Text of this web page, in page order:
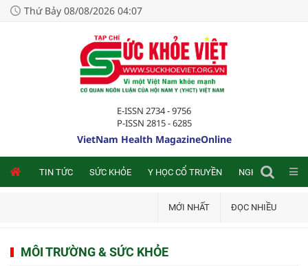
Thứ Bảy 08/08/2026 04:07
E-ISSN 2734 - 9756
P-ISSN 2815 - 6285
VietNam Health MagazineOnline
TIN TỨC SỨC KHỎE Y HỌC CỔ TRUYỀN NGHIÊN CỨU
MỚI NHẤT ĐỌC NHIỀU
MÔI TRƯỜNG & SỨC KHỎE